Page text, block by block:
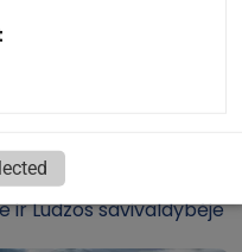
ir Ludzos savivaldybėje